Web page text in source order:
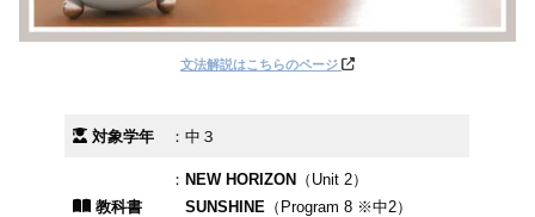
文法解説はこちらのページ
対象学年 ：中３
教科書
：NEW HORIZON （Unit 2）
SUNSHINE （Program 8 ※中2）